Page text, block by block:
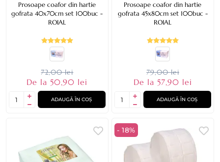
Prosoape coafor din hartie
gofrata 40x70cm set 100buc -
ROIAL
72,00 lei
De la 50,90 lei
ADAUGĂ ÎN COȘ
Prosoape coafor din hartie
gofrata 45x80cm set 100buc -
ROIAL
79,00 lei
De la 57,90 lei
ADAUGĂ ÎN COȘ
- 18%